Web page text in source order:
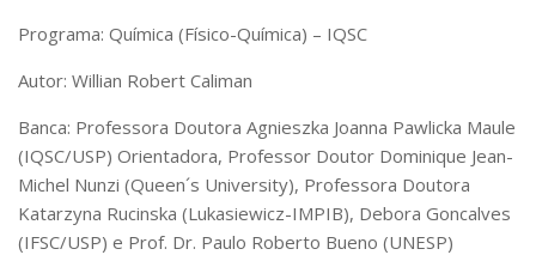
Centros, Núcleos e Projetos em Rede
Iniciação Científica
Transferência de Tecnologia
Empresas Juniores
Extensão à Comunidade
Projetos, Programas e Cursos
Artes, Cultura e Esportes
Programa: Química (Físico-Química) – IQSC
Autor: Willian Robert Caliman
Banca: Professora Doutora Agnieszka Joanna Pawlicka Maule
(IQSC/USP) Orientadora, Professor Doutor Dominique Jean-
Michel Nunzi (Queen´s University), Professora Doutora
Katarzyna Rucinska (Lukasiewicz-IMPIB), Debora Goncalves
(IFSC/USP) e Prof. Dr. Paulo Roberto Bueno (UNESP)